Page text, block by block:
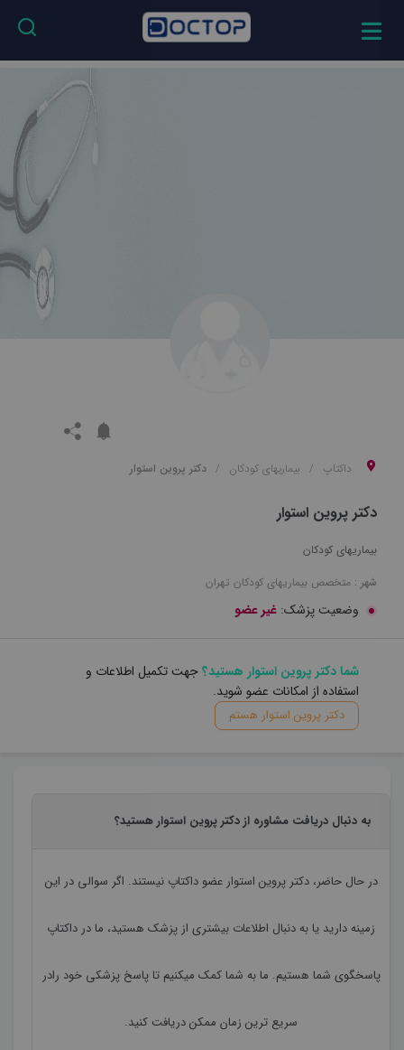
داکتاپ بیماریهای کودکان دکتر پروین استوار
دکتر پروین استوار
بیماریهای کودکان
شهر : متخصص بیماریهای کودکان تهران
وضعیت پزشک: غیر عضو
شما دکتر پروین استوار هستید؟جهت تکمیل اطلاعات و
استفاده از امکانات عضو شوید.
دکتر پروین استوار هستم
به دنبال دریافت مشاوره از دکتر پروین استوار هستید؟
در حال حاضر،دکتر پروین استوارعضو داکتاپ نیستند. اگر سوالی در این
زمینه دارید یا به دنبال اطلاعات بیشتری از پزشک هستید، ما در داکتاپ
پاسخگوی شما هستیم. ما به شما کمک میکنیم تا پاسخ پزشکی خود رادر
سریع ترین زمان ممکن دریافت کنید.